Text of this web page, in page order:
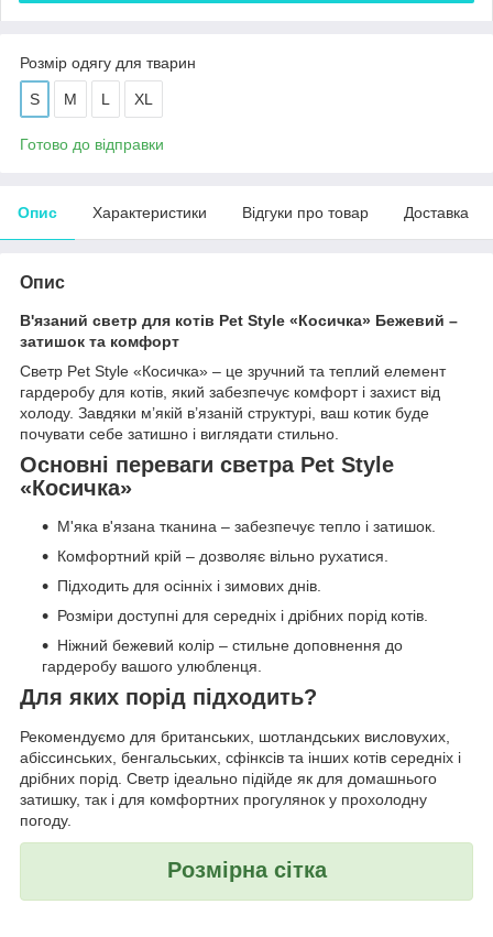
Розмір одягу для тварин
S M L XL
Готово до відправки
Опис Характеристики Відгуки про товар Доставка
Опис
В'язаний светр для котів Pet Style «Косичка» Бежевий –
затишок та комфорт
Светр Pet Style «Косичка» – це зручний та теплий елемент
гардеробу для котів, який забезпечує комфорт і захист від
холоду. Завдяки м’якій в’язаній структурі, ваш котик буде
почувати себе затишно і виглядати стильно.
Основні переваги светра Pet Style
«Косичка»
М'яка в'язана тканина – забезпечує тепло і затишок.
Комфортний крій – дозволяє вільно рухатися.
Підходить для осінніх і зимових днів.
Розміри доступні для середніх і дрібних порід котів.
Ніжний бежевий колір – стильне доповнення до
гардеробу вашого улюбленця.
Для яких порід підходить?
Рекомендуємо для британських, шотландських висловухих,
абіссинських, бенгальських, сфінксів та інших котів середніх і
дрібних порід. Светр ідеально підійде як для домашнього
затишку, так і для комфортних прогулянок у прохолодну
погоду.
Розмірна сітка